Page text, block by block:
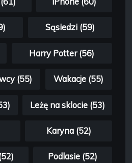
Sąsiedzi (59)
Harry Potter (56)
(55) Wakacje (55)
Leżę na sklocie (53)
Karyna (52)
Podlasie (52)